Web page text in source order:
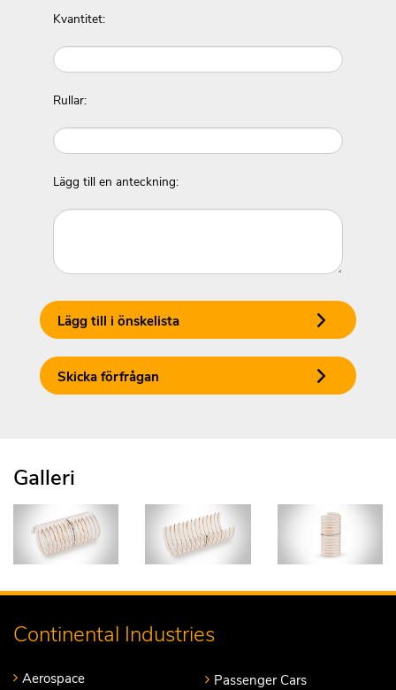
Kvantitet:
Rullar:
Lägg till en anteckning:
Lägg till i önskelista
Skicka förfrågan
Galleri
Continental Industries
Aerospace
Passenger Cars